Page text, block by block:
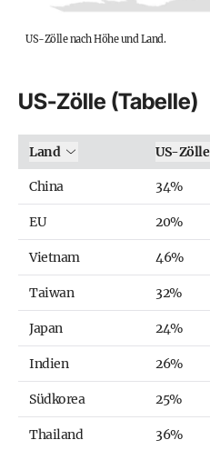
US-Zölle nach Höhe und Land.
US-Zölle (Tabelle)
Land US-Zölle
China 34%
EU 20%
Vietnam 46%
Taiwan 32%
Japan 24%
Indien 26%
Südkorea 25%
Thailand 36%